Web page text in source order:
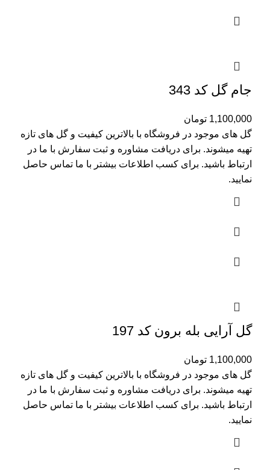
جام گل کد 343
1,100,000 تومان
گل های موجود در فروشگاه با بالاترین کیفیت و گل های تازه
تهیه میشوند. برای دریافت مشاوره و ثبت سفارش با ما در
ارتباط باشید. برای کسب اطلاعات بیشتر با ما تماس حاصل
نمایید.
گل آرایی بله برون کد 197
1,100,000 تومان
گل های موجود در فروشگاه با بالاترین کیفیت و گل های تازه
تهیه میشوند. برای دریافت مشاوره و ثبت سفارش با ما در
ارتباط باشید. برای کسب اطلاعات بیشتر با ما تماس حاصل
نمایید.